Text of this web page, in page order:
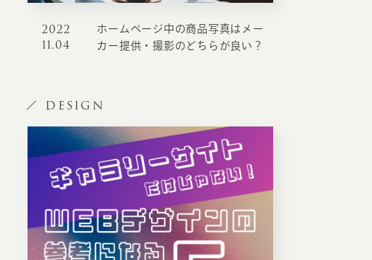
2022
11.04
ホームページ中の商品写真はメー
カー提供・撮影のどちらが良い？
DESIGN